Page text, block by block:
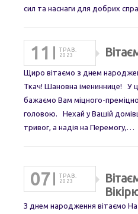
сил та наснаги для добрих
11
ТРАВ.
2023
Щиро вітаємо з днем
Ткач! Шановна імениннице! У
бажаємо Вам міцного-
головою. Нехай у Вашій
тривог, а надія на Перемогу,…
07
ТРАВ.
2023
З днем народження вітаємо